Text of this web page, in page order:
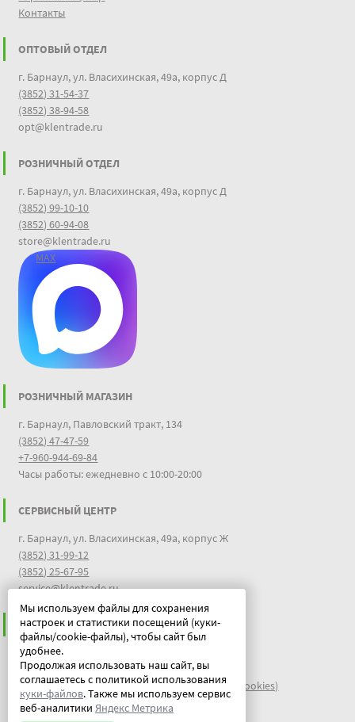
Мы используем файлы для сохранения
настроек и статистики посещений (куки-
файлы/cookie-файлы), чтобы сайт был
удобнее.
Продолжая использовать наш сайт, вы
соглашаетесь с политикой использования
куки-файлов. Также мы используем сервис
веб-аналитики Яндекс Метрика
Контакты
ОПТОВЫЙ ОТДЕЛ
г. Барнаул, ул. Власихинская, 49а, корпус Д
(3852) 31-54-37
(3852) 38-94-58
opt@klentrade.ru
РОЗНИЧНЫЙ ОТДЕЛ
г. Барнаул, ул. Власихинская, 49а, корпус Д
(3852) 99-10-10
(3852) 60-94-08
store@klentrade.ru
MAX
РОЗНИЧНЫЙ МАГАЗИН
г. Барнаул, Павловский тракт, 134
(3852) 47-47-59
+7-960-944-69-84
Часы работы: ежедневно с 10:00-20:00
СЕРВИСНЫЙ ЦЕНТР
г. Барнаул, ул. Власихинская, 49а, корпус Ж
(3852) 31-99-12
(3852) 25-67-95
service@klentrade.ru
ИНФОРМАЦИЯ
Пользовательское соглашение
Политика конфиденциальности
файлы идентификации пользователей куки (cookies)
Документы